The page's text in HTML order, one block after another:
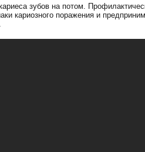
зубов на потом.
кариозного поражения и